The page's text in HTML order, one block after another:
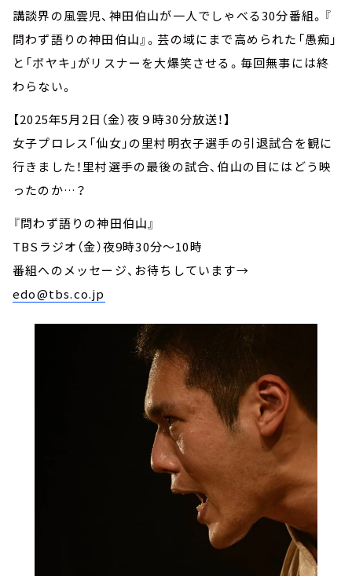
講談界の風雲児、神田伯山が一人でしゃべる30分番組。『
問わず語りの神田伯山』。芸の域にまで高められた「愚痴」
と「ボヤキ」がリスナーを大爆笑させる。毎回無事には終
わらない。
【2025年5月2日（金）夜９時30分放送！】
女子プロレス「仙女」の里村明衣子選手の引退試合を観に
行きました！里村選手の最後の試合、伯山の目にはどう映
ったのか…？
『問わず語りの神田伯山』
TBSラジオ（金）夜9時30分～10時
番組へのメッセージ、お待ちしています→
edo@tbs.co.jp